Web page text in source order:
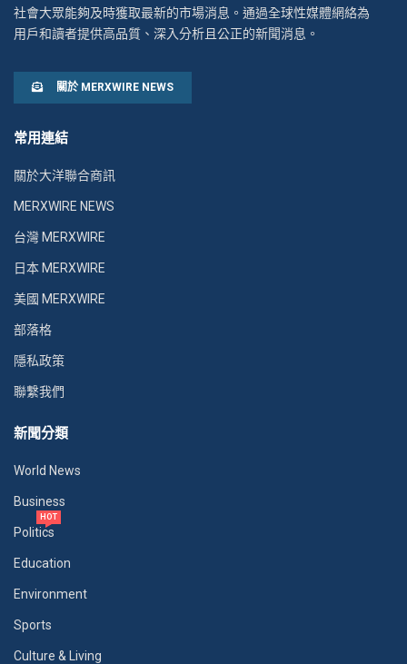
社會大眾能夠及時獲取最新的市場消息。通過全球性媒體網絡為
用戶和讀者提供高品質、深入分析且公正的新聞消息。
關於 MERXWIRE NEWS
常用連結
關於大洋聯合商訊
MERXWIRE NEWS
台灣 MERXWIRE
日本 MERXWIRE
美國 MERXWIRE
部落格
隱私政策
聯繫我們
新聞分類
World News
Business
Politics
HOT
Education
Environment
Sports
Culture & Living